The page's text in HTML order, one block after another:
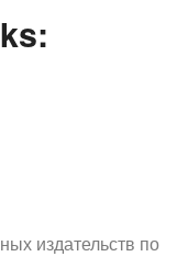
издательств по